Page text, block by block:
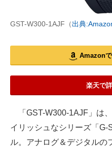
GST-W300-1AJF（出典
Amazon
楽天で
「GST-W300-1AJF」は
イリッシュなシリーズ「
ル。アナログ＆デジタルの